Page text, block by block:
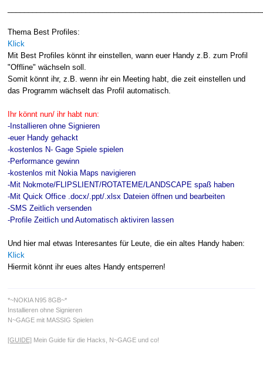
Thema Best Profiles:
Klick
Mit Best Profiles könnt ihr einstellen, wann euer Handy z.B. zum Profil
"Offline" wächseln soll.
Somit könnt ihr, z.B. wenn ihr ein Meeting habt, die zeit einstellen und
das Programm wächselt das Profil automatisch.
Ihr könnt nun/ ihr habt nun:
-Installieren ohne Signieren
-euer Handy gehackt
-kostenlos N- Gage Spiele spielen
-Performance gewinn
-kostenlos mit Nokia Maps navigieren
-Mit Nokmote/FLIPSLIENT/ROTATEME/LANDSCAPE spaß haben
-Mit Quick Office .docx/.ppt/.xlsx Dateien öffnen und bearbeiten
-SMS Zeitlich versenden
-Profile Zeitlich und Automatisch aktiviren lassen
Und hier mal etwas Interesantes für Leute, die ein altes Handy haben:
Klick
Hiermit könnt ihr eues altes Handy entsperren!
*~NOKIA N95 8GB~*
Installieren ohne Signieren
N~GAGE mit MASSIG Spielen
[GUIDE]Mein Guide für die Hacks, N~GAGE und co!